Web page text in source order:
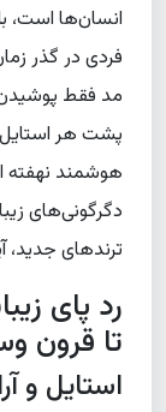
انسان‌ها است،
فردی در گذر
مد فقط پوشیدن
پشت هر استایل و
هوشمند نهفته
دگرگونی‌های
ترندهای جدید،
رد پای
تا قرون
استایل و